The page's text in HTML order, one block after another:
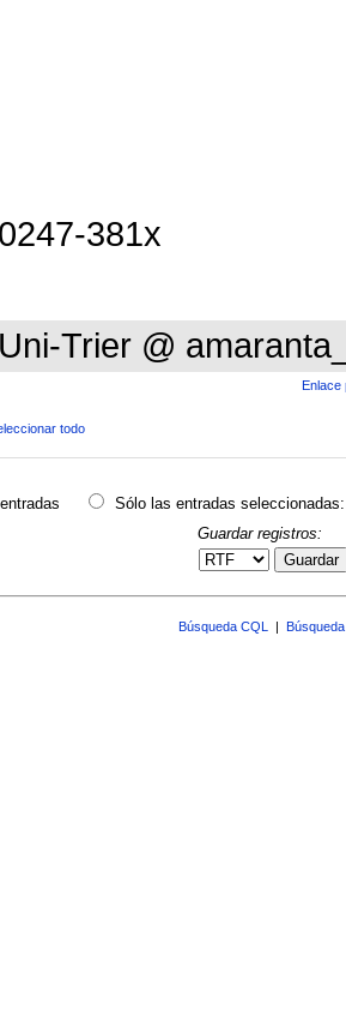
0247-381x
Uni-Trier @
Enlace
todo
Sólo las entradas seleccionadas:
Guardar registros:
Guardar
Búsqueda CQL